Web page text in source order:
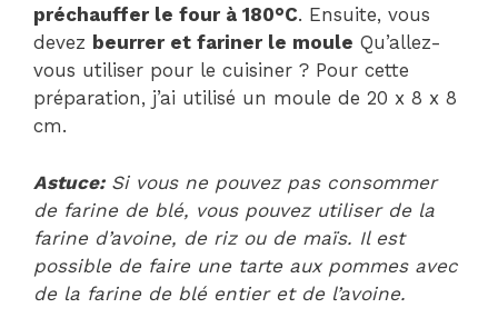
préchauffer le four à 180°C. Ensuite, vous
devez beurrer et fariner le moule Qu’allez-
vous utiliser pour le cuisiner ? Pour cette
préparation, j’ai utilisé un moule de 20 x 8 x 8
cm.
Astuce:Si vous ne pouvez pas consommer
de farine de blé, vous pouvez utiliser de la
farine d’avoine, de riz ou de maïs. Il est
possible de faire une tarte aux pommes avec
de la farine de blé entier et de l’avoine.